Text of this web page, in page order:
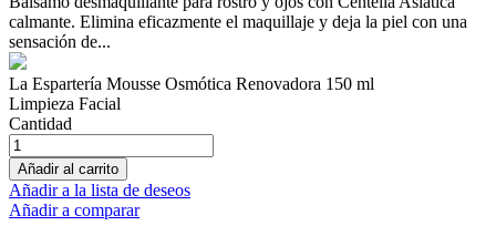
calmante. Elimina eficazmente el maquillaje y deja la piel con una
sensación de...
La Espartería Mousse Osmótica Renovadora 150 ml
Limpieza Facial
Cantidad
Añadir al carrito
Añadir a la lista de deseos
Añadir a comparar